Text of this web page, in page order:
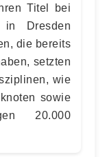
Titel bei
in Dresden
die bereits
setzten
wie
sowie
20.000